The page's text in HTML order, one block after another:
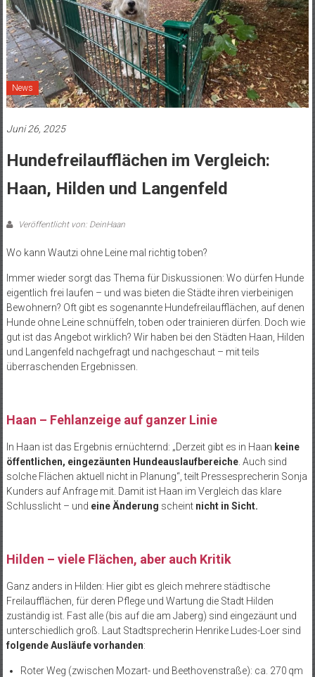
News
Juni 26, 2025
Hundefreilaufflächen im Vergleich:
Haan, Hilden und Langenfeld
Veröffentlicht von: DeinHaan
Wo kann Wautzi ohne Leine mal richtig toben?
Immer wieder sorgt das Thema für Diskussionen: Wo dürfen Hunde
eigentlich frei laufen – und was bieten die Städte ihren vierbeinigen
Bewohnern? Oft gibt es sogenannte Hundefreilaufflächen, auf denen
Hunde ohne Leine schnüffeln, toben oder trainieren dürfen. Doch wie
gut ist das Angebot wirklich? Wir haben bei den Städten Haan, Hilden
und Langenfeld nachgefragt und nachgeschaut – mit teils
überraschenden Ergebnissen.
Haan – Fehlanzeige auf ganzer Linie
In Haan ist das Ergebnis ernüchternd: „Derzeit gibt es in Haan keine
öffentlichen, eingezäunten Hundeauslaufbereiche. Auch sind
solche Flächen aktuell nicht in Planung“, teilt Pressesprecherin Sonja
Kunders auf Anfrage mit. Damit ist Haan im Vergleich das klare
Schlusslicht – und eine Änderung scheint nicht in Sicht.
Hilden – viele Flächen, aber auch Kritik
Ganz anders in Hilden: Hier gibt es gleich mehrere städtische
Freilaufflächen, für deren Pflege und Wartung die Stadt Hilden
zuständig ist. Fast alle (bis auf die am Jaberg) sind eingezäunt und
unterschiedlich groß. Laut Stadtsprecherin Henrike Ludes-Loer sind
folgende Ausläufe vorhanden:
Roter Weg (zwischen Mozart- und Beethovenstraße): ca. 270 qm